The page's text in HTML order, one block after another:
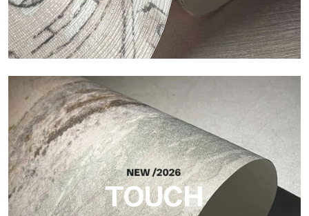
Craft
Acabado inspirado en las fibras naturales, con un relieve
esencial que aporta equilibrio, profundidad y una materialidad
elegante a la superficie.
TOUCH